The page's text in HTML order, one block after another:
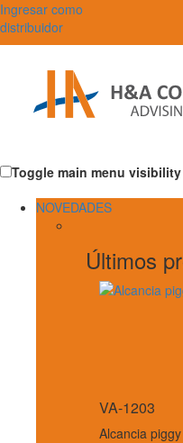
Ingresar como
distribuidor
Toggle main menu visibility
NOVEDADES
Últimos
VA-1203
Alcancia